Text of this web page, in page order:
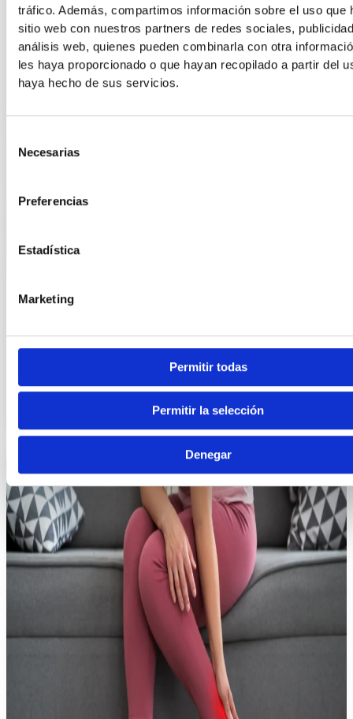
tráfico. Además, compartimos información sobre el uso que
sitio web con nuestros partners de redes sociales,
análisis web, quienes pueden combinarla con otra
les haya proporcionado o que hayan recopilado a partir del
haya hecho de sus servicios.
Necesarias
Preferencias
Estadística
Marketing
Permitir todas
Permitir la selección
Denegar
Een hielspoor is een abnormaal benig gezwel in de hiel dat
aanzienlijke pijn veroorzaakt. Deze aandoening komt vaak
voor bij